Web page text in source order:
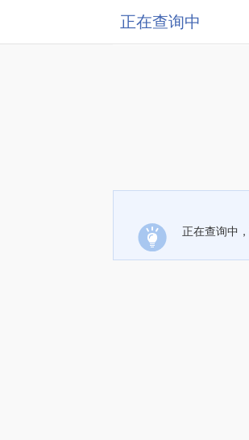
正在查询中
正在查询中